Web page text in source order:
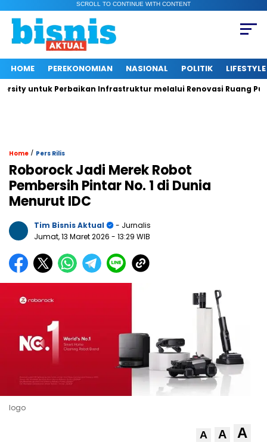
SCROLL TO CONTINUE WITH CONTENT
HOME PEREKONOMIAN NASIONAL POLITIK LIFESTYLE
untuk Perbaikan Infrastruktur melalui Renovasi Ruang Publik
Home / Pers Rilis
Roborock Jadi Merek Robot
Pembersih Pintar No. 1 di Dunia
Menurut IDC
Tim Bisnis Aktual
- Jurnalis
Jumat, 13 Maret 2026 - 13:29 WIB
logo
A A A